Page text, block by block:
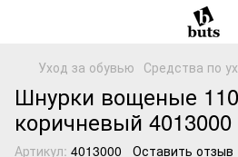
Уход за обувью Средства по
Шнурки вощеные
коричневый 4013000
Артикул: 4013000 Оставить отзыв